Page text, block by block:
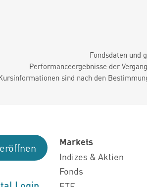
Fondsdaten und
Performanceergebnisse der
sind nach den
Markets
Indizes & Aktien
Fonds